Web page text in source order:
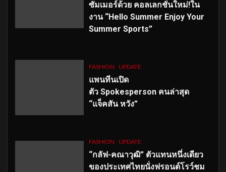
ซัมเมอร์ด้วย คอลเลกชั่นใหม่!ใน
งาน “Hello Summer Enjoy Your
Summer Sports”
FASHION UPDATE
แพนทีนเปิด
ตัว Spokesperson คนล่าสุด
“แจ็คสัน หวัง”
FASHION UPDATE
“กลัฟ-คณาวุฒิ” ตัวแทนหนึ่งเดียว
ของประเทศไทยนั่งฟรอนต์โรว์ชม